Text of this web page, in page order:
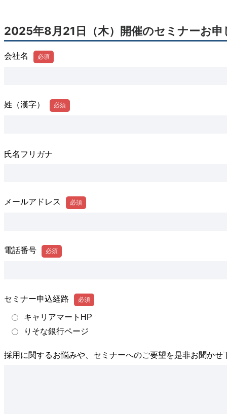
2025年8月21日（木）開催のセミナーお
会社名
姓（漢字）
氏名フリガナ
メールアドレス
電話番号
セミナー申込経路
キャリアマートHP
りそな銀行ページ
採用に関するお悩みや、セミナーへのご要望を是非お聞か